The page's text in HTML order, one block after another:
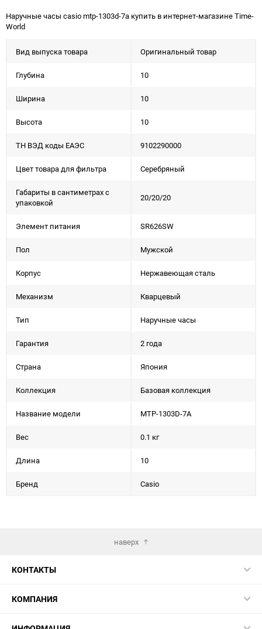
Наручные часы casio mtp-1303d-7a купить в интернет-магазине Time-
World
Вид выпуска товара Оригинальный товар
Глубина 10
Ширина 10
Высота 10
ТН ВЭД коды ЕАЭС 9102290000
Цвет товара для фильтра Серебряный
Габариты в сантиметрах с
упаковкой
20/20/20
Элемент питания SR626SW
Пол Мужской
Корпус Нержавеющая сталь
Механизм Кварцевый
Тип Наручные часы
Гарантия 2 года
Страна Япония
Коллекция Базовая коллекция
Название модели MTP-1303D-7A
Вес 0.1 кг
Длина 10
Бренд Casio
наверх
КОНТАКТЫ
КОМПАНИЯ